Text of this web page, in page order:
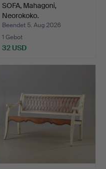
SOFA, Mahagoni,
Neorokoko.
Beendet 5. Aug 2026
1 Gebot
32 USD